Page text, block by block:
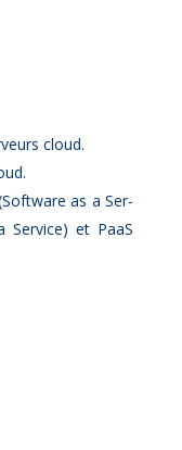
cloud.
as a Ser­
Ser­vice) et PaaS